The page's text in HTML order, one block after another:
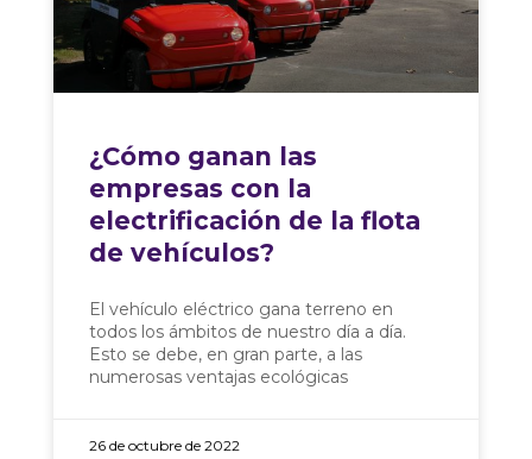
¿Cómo ganan las
empresas con la
electrificación de la flota
de vehículos?
El vehículo eléctrico gana terreno en
todos los ámbitos de nuestro día a día.
Esto se debe, en gran parte, a las
numerosas ventajas ecológicas
26 de octubre de 2022